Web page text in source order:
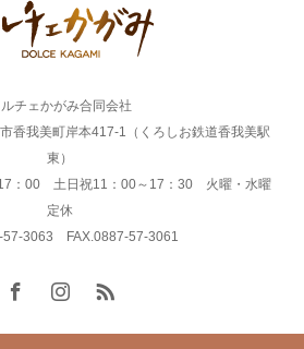
ルチェかがみ合同会社
香我美町岸本417-1（くろしお鉄道香我美駅
東）
：00 土日祝11：00～17：30 火曜・水曜
定休
57-3063 FAX.0887-57-3061